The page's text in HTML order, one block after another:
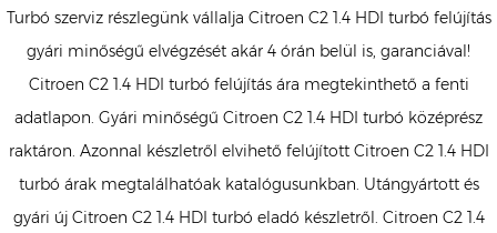
Turbó szerviz részlegünk vállalja Citroen C2 1.4 HDI turbó felújítás
gyári minőségű elvégzését akár 4 órán belül is, garanciával!
Citroen C2 1.4 HDI turbó felújítás ára megtekinthető a fenti
adatlapon. Gyári minőségű Citroen C2 1.4 HDI turbó középrész
raktáron. Azonnal készletről elvihető felújított Citroen C2 1.4 HDI
turbó árak megtalálhatóak katalógusunkban. Utángyártott és
gyári új Citroen C2 1.4 HDI turbó eladó készletről. Citroen C2 1.4